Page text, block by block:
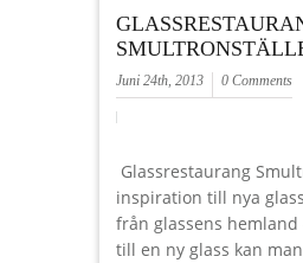
Juni 24th, 2013 0 Comments
Glassrestaurang
inspiration till nya
från glassens hemland
till en ny glass kan